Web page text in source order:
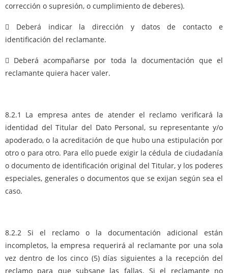
corrección o supresión, o cumplimiento de deberes).
 Deberá indicar la dirección y datos de contacto e
identificación del reclamante.
 Deberá acompañarse por toda la documentación que el
reclamante quiera hacer valer.
8.2.1 La empresa antes de atender el reclamo verificará la
identidad del Titular del Dato Personal, su representante y/o
apoderado, o la acreditación de que hubo una estipulación por
otro o para otro. Para ello puede exigir la cédula de ciudadanía
o documento de identificación original del Titular, y los poderes
especiales, generales o documentos que se exijan según sea el
caso.
8.2.2 Si el reclamo o la documentación adicional están
incompletos, la empresa requerirá al reclamante por una sola
vez dentro de los cinco (5) días siguientes a la recepción del
reclamo para que subsane las fallas. Si el reclamante no